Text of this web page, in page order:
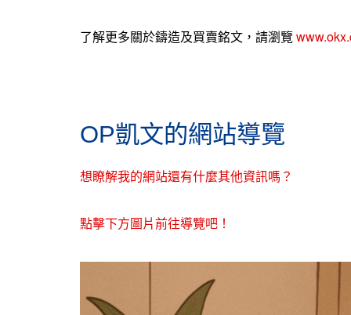
了解更多關於鑄造及買賣銘文，請瀏覽
OP凱文的網站導覽
想瞭解我的網站還有什麼其他資訊嗎？
點擊下方圖片前往導覽吧！